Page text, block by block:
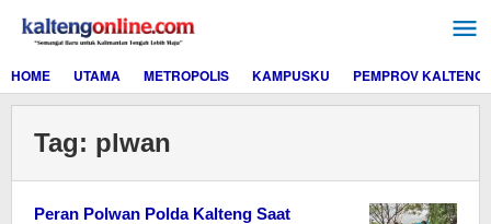
konten
HOME
UTAMA METROPOLIS KAMPUSKU PEMPROV KALTENG
Tag: plwan
Peran Polwan Polda Kalteng Saat